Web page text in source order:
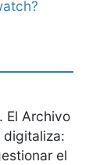
El Archivo
digitaliza:
el